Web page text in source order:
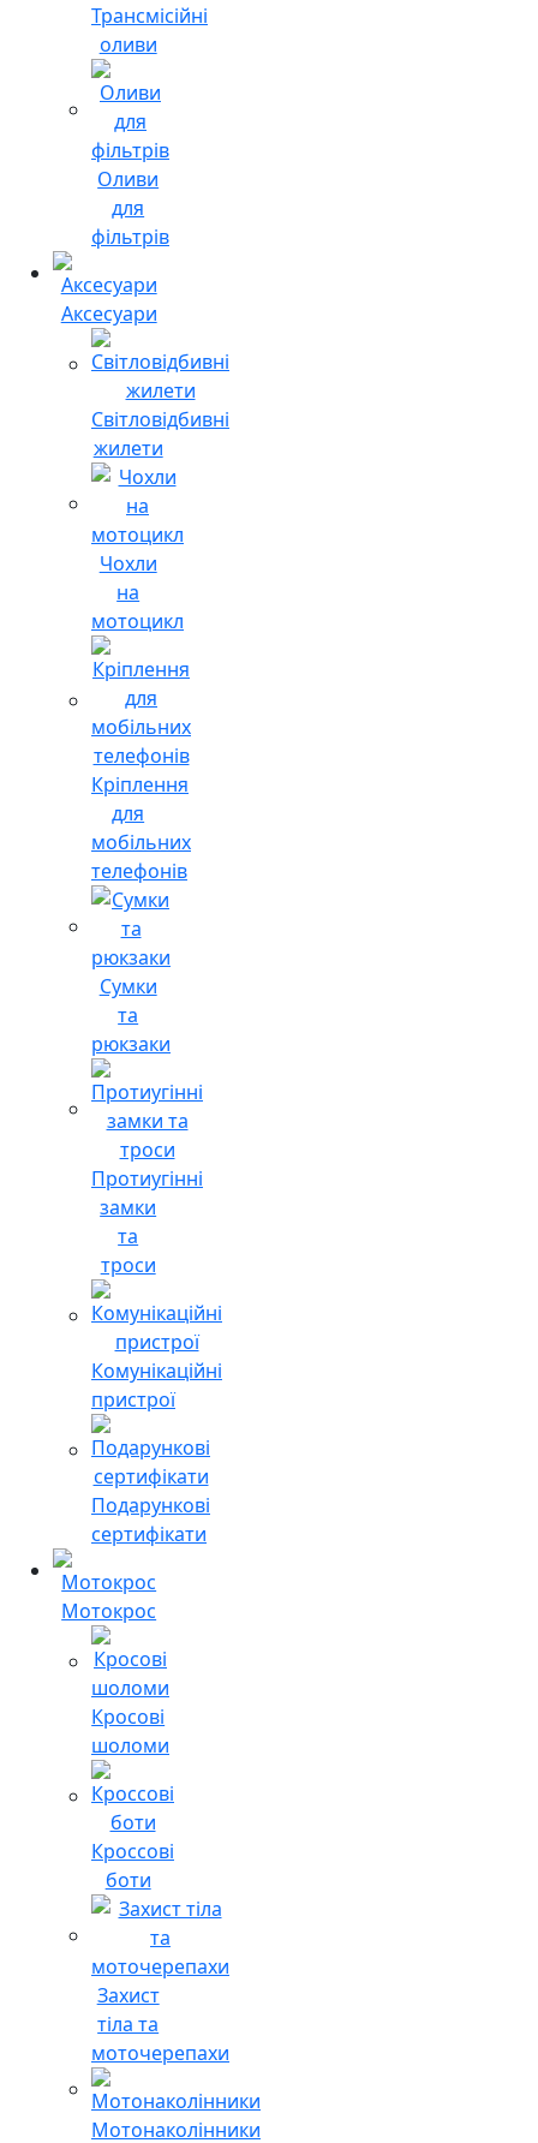
Трансмісійні
оливи
Оливи
для
фільтрів
Аксесуари
Світловідбивні
жилети
Чохли
на
мотоцикл
Кріплення
для
мобільних
телефонів
Сумки
та
рюкзаки
Протиугінні
замки
та
троси
Комунікаційні
пристрої
Подарункові
сертифікати
Мотокрос
Кросові
шоломи
Кроссові
боти
Захист
тіла та
моточерепахи
Мотонаколінники